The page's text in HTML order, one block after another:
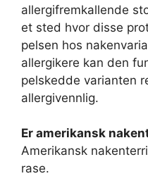
allergifremkallende
et sted hvor disse
pelsen hos
allergikere kan den
pelskedde varianten
allergivennlig.
Er amerikansk
Amerikansk
rase.